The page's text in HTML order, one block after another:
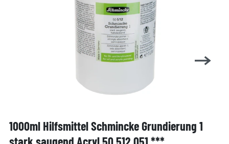
1000ml Hilfsmittel Schmincke Grundierung 1
stark saugend Acryl 50 512 051 ***